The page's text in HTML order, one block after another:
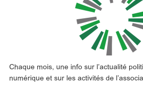
Chaque mois, une info sur l’actualité
numérique et sur les activités de